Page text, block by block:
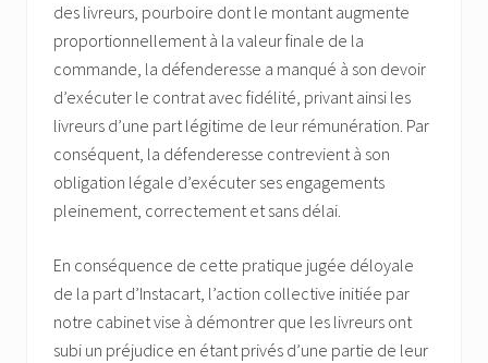
des livreurs, pourboire dont le montant augmente
proportionnellement à la valeur finale de la
commande, la défenderesse a manqué à son devoir
d’exécuter le contrat avec fidélité, privant ainsi les
livreurs d’une part légitime de leur rémunération. Par
conséquent, la défenderesse contrevient à son
obligation légale d’exécuter ses engagements
pleinement, correctement et sans délai.
En conséquence de cette pratique jugée déloyale
de la part d’Instacart, l’action collective initiée par
notre cabinet vise à démontrer que les livreurs ont
subi un préjudice en étant privés d’une partie de leur